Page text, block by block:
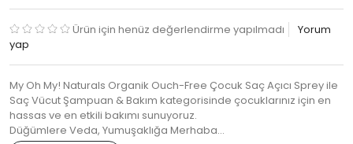
Ürün için henüz değerlendirme yapılmadı
Yorum
yap
My Oh My! Naturals Organik Ouch-Free Çocuk Saç Açıcı Sprey ile
Saç Vücut Şampuan & Bakım kategorisinde çocuklarınız için en
hassas ve en etkili bakımı sunuyoruz.
Düğümlere Veda, Yumuşaklığa Merhaba…